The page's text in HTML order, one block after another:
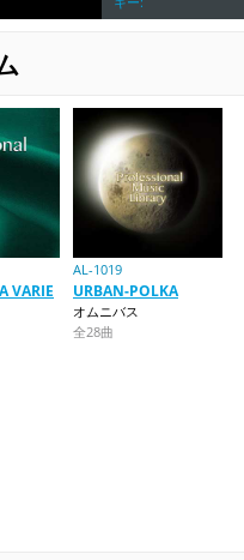
VARIE
AL-1019
URBAN-POLKA
オムニバス
全28曲